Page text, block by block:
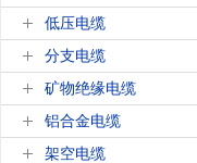
低压电缆
分支电缆
矿物绝缘电缆
铝合金电缆
架空电缆